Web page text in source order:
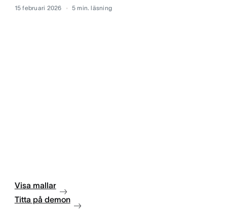
15 februari 2026 5 min. läsning
Visa mallar
Titta på demon